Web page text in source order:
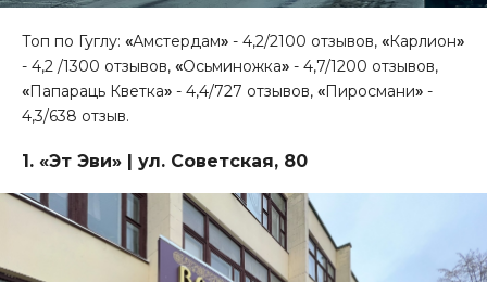
Топ по Гуглу: «Амстердам» - 4,2/2100 отзывов, «Карлион»
- 4,2 /1300 отзывов, «Осьминожка» - 4,7/1200 отзывов,
«Папараць Кветка» - 4,4/727 отзывов, «Пиросмани» -
4,3/638 отзыв.
1. «Эт Эви» | ул. Советская, 80